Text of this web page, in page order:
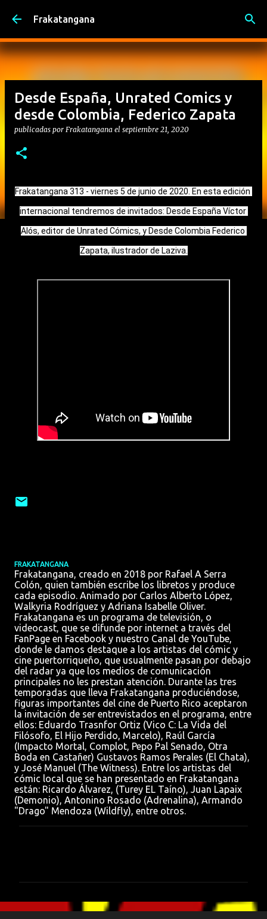
Ir al contenido principal
Frakatangana
Desde España, Unrated Comics y
desde Colombia, Federico Zapata
publicadas por Frakatangana el septiembre 21, 2020
Frakatangana 313 - viernes 5 de junio de 2020. En esta edición
internacional tendremos de invitados: Desde España Víctor
Alós, editor de Unrated Cómics, y Desde Colombia Federico
Zapata, ilustrador de Laziva.
FRAKATANGANA
Frakatangana, creado en 2018 por Rafael A Serra
Colón, quien también escribe los libretos y produce
cada episodio. Animado por Carlos Alberto López,
Walkyria Rodríguez y Adriana Isabelle Oliver.
Frakatangana es un programa de televisión, o
videocast, que se difunde por internet a través del
FanPage en Facebook y nuestro Canal de YouTube,
donde le damos destaque a los artistas del cómic y
cine puertorriqueño, que usualmente pasan por debajo
del radar ya que los medios de comunicación
principales no les prestan atención. Durante las tres
temporadas que lleva Frakatangana produciéndose,
figuras importantes del cine de Puerto Rico aceptaron
la invitación de ser entrevistados en el programa, entre
ellos: Eduardo Trasnfor Ortiz (Vico C: La Vida del
Filósofo, El Hijo Perdido, Marcelo), Raúl García
(Impacto Mortal, Complot, Pepo Pal Senado, Otra
Boda en Castañer) Gustavos Ramos Perales (El Chata),
y José Manuel (The Witness). Entre los artistas del
cómic local que se han presentado en Frakatangana
están: Ricardo Álvarez, (Turey EL Taíno), Juan Lapaix
(Demonio), Antonino Rosado (Adrenalina), Armando
"Drago" Mendoza (Wildfly), entre otros.
n